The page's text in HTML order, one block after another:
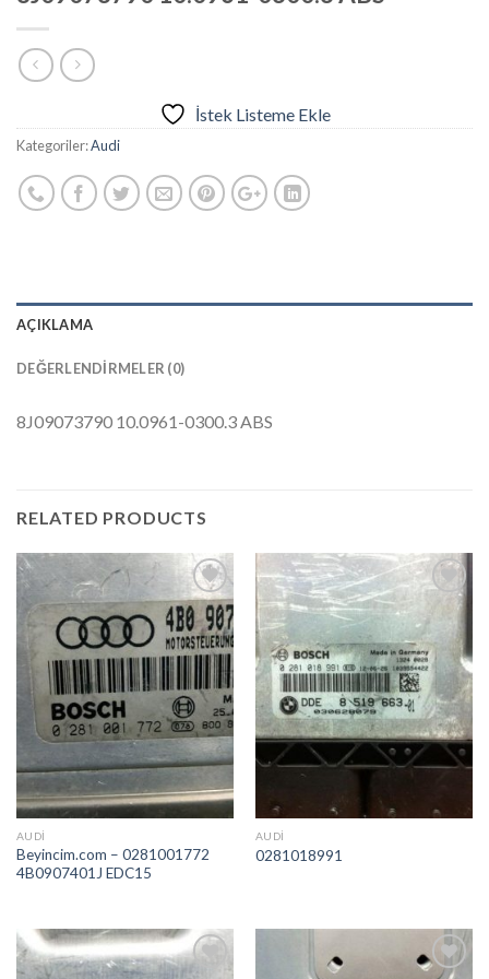
İstek Listeme Ekle
Kategoriler:Audi
AÇIKLAMA
DEĞERLENDIRMELER (0)
8J09073790 10.0961-0300.3 ABS
RELATED PRODUCTS
İstek
Listeme
AUDI
Beyincim.com – 0281001772
4B0907401J EDC15
İstek
Listeme
Ekle
AUDI
0281018991